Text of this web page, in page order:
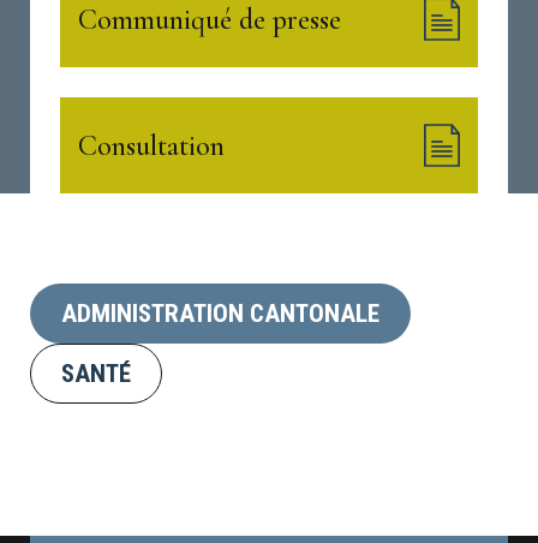
Communiqué de presse
Consultation
ADMINISTRATION CANTONALE
SANTÉ